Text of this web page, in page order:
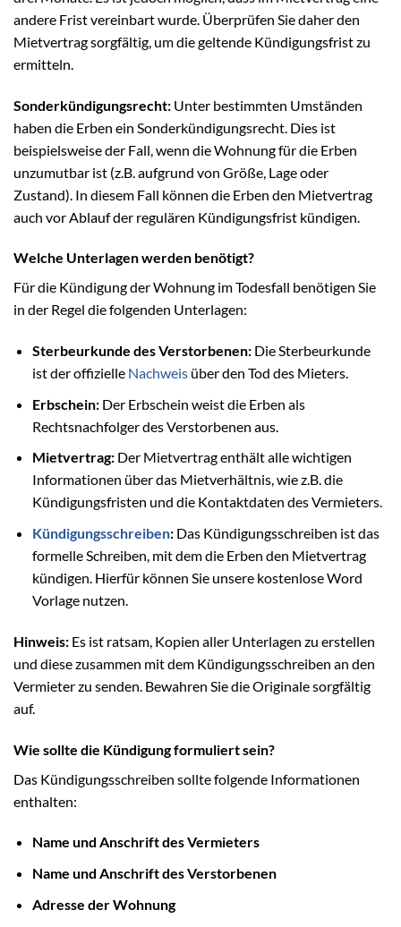
andere Frist vereinbart wurde. Überprüfen Sie daher den
Mietvertrag sorgfältig, um die geltende Kündigungsfrist zu
ermitteln.
Sonderkündigungsrecht: Unter bestimmten Umständen
haben die Erben ein Sonderkündigungsrecht. Dies ist
beispielsweise der Fall, wenn die Wohnung für die Erben
unzumutbar ist (z.B. aufgrund von Größe, Lage oder
Zustand). In diesem Fall können die Erben den Mietvertrag
auch vor Ablauf der regulären Kündigungsfrist kündigen.
Welche Unterlagen werden benötigt?
Für die Kündigung der Wohnung im Todesfall benötigen Sie
in der Regel die folgenden Unterlagen:
Sterbeurkunde des Verstorbenen:Die Sterbeurkunde
ist der offizielle Nachweisüber den Tod des Mieters.
Erbschein:Der Erbschein weist die Erben als
Rechtsnachfolger des Verstorbenen aus.
Mietvertrag:Der Mietvertrag enthält alle wichtigen
Informationen über das Mietverhältnis, wie z.B. die
Kündigungsfristen und die Kontaktdaten des Vermieters.
Kündigungsschreiben:Das Kündigungsschreiben ist das
formelle Schreiben, mit dem die Erben den Mietvertrag
kündigen. Hierfür können Sie unsere kostenlose Word
Vorlage nutzen.
Hinweis: Es ist ratsam, Kopien aller Unterlagen zu erstellen
und diese zusammen mit dem Kündigungsschreiben an den
Vermieter zu senden. Bewahren Sie die Originale sorgfältig
auf.
Wie sollte die Kündigung formuliert sein?
Das Kündigungsschreiben sollte folgende Informationen
enthalten:
Name und Anschrift des Vermieters
Name und Anschrift des Verstorbenen
Adresse der Wohnung